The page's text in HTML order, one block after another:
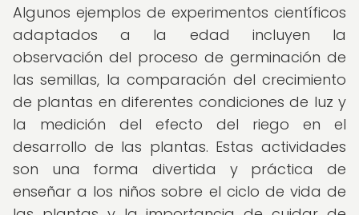
Algunos ejemplos de experimentos científicos
adaptados a la edad incluyen la
observación del proceso de germinación de
las semillas, la comparación del crecimiento
de plantas en diferentes condiciones de luz y
la medición del efecto del riego en el
desarrollo de las plantas. Estas actividades
son una forma divertida y práctica de
enseñar a los niños sobre el ciclo de vida de